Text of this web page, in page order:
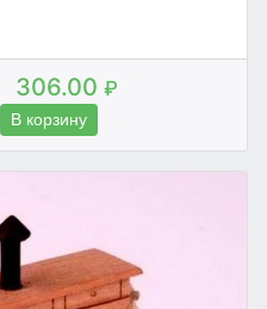
306.00 ₽
В корзину